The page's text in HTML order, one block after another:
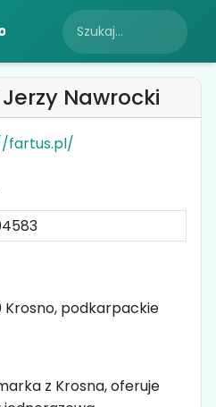
Jerzy Nawrocki
fartus.pl/
Krosno, podkarpackie
z Krosna, oferuje